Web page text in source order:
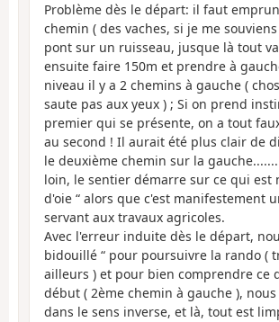
Problème dès le départ: il faut
chemin ( des vaches, si je me
pont sur un ruisseau, jusque là tout
ensuite faire 150m et prendre à
niveau il y a 2 chemins à gauche (
saute pas aux yeux ) ; Si on prend
premier qui se présente, on a tout
au second ! Il aurait été plus clair de
le deuxième chemin sur la
loin, le sentier démarre sur ce qui est
d'oie “ alors que c'est manifestement
servant aux travaux agricoles.
Avec l'erreur induite dès le départ,
bidouillé “ pour poursuivre la rando (
ailleurs ) et pour bien comprendre ce
début ( 2ème chemin à gauche ),
dans le sens inverse, et là, tout est